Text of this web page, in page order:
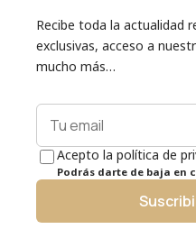
Recibe toda la actualidad
exclusivas, acceso a
mucho más…
Acepto la política de
Podrás darte de baja en